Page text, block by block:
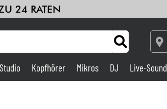
24 RATEN
Studio Kopfhörer Mikros DJ Live-Sound